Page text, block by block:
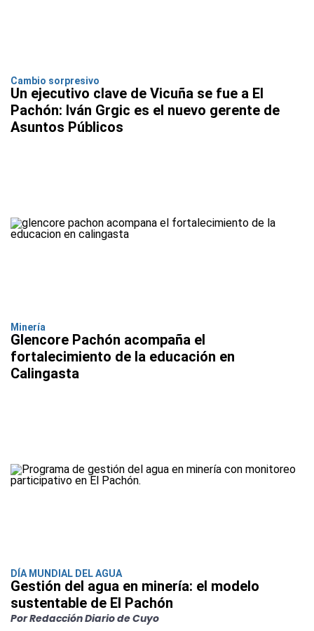
Cambio sorpresivo
Un ejecutivo clave de Vicuña se fue a El
Pachón: Iván Grgic es el nuevo gerente de
Asuntos Públicos
Minería
Glencore Pachón acompaña el
fortalecimiento de la educación en
Calingasta
DÍA MUNDIAL DEL AGUA
Gestión del agua en minería: el modelo
sustentable de El Pachón
Por Redacción Diario de Cuyo